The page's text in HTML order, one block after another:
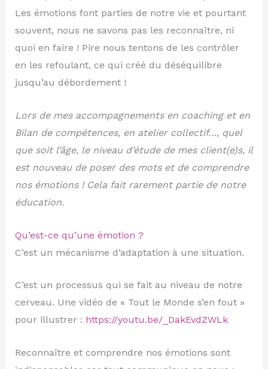
Les émotions font parties de notre vie et pourtant
souvent, nous ne savons pas les reconnaître, ni
quoi en faire ! Pire nous tentons de les contrôler
en les refoulant, ce qui créé du déséquilibre
jusqu’au débordement !
Lors de mes accompagnements en coaching et en
Bilan de compétences, en atelier collectif…, quel
que soit l’âge, le niveau d’étude de mes client(e)s, il
est nouveau de poser des mots et de comprendre
nos émotions ! Cela fait rarement partie de notre
éducation.
Qu’est-ce qu’une émotion ?
C’est un mécanisme d’adaptation à une situation.
C’est un processus qui se fait au niveau de notre
cerveau. Une vidéo de « Tout le Monde s’en fout »
pour illustrer : https://youtu.be/_DakEvdZWLk
Reconnaître et comprendre nos émotions sont